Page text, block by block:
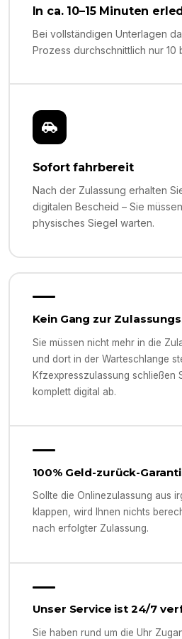
In ca. 10–15 Minuten
Bei vollständigen Unterlagen
Prozess durchschnittlich nur 10
Sofort fahrbereit
Nach der Zulassung erhalten
digitalen Bescheid – Sie
physisches Siegel warten.
Kein Gang zur
Sie müssen nicht mehr in die
und dort in der Warteschlange
Kfzexpresszulassung schließen
komplett digital ab.
100% Geld-zurück-
Sollte die Onlinezulassung aus
klappen, wird Ihnen nichts
nach erfolgter Zulassung.
Unser Service ist 24/7
Sie haben rund um die Uhr